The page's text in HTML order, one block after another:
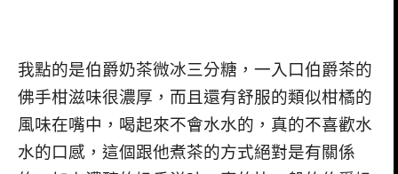
我點的是伯爵奶茶微冰三分糖，一入口伯爵茶的
佛手柑滋味很濃厚，而且還有舒服的類似柑橘的
風味在嘴中，喝起來不會水水的，真的不喜歡水
水的口感，這個跟他煮茶的方式絕對是有關係